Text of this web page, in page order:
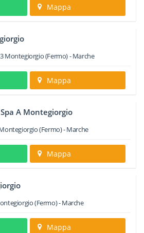
Mappa
Montegiorgio(Fermo) -Marche
Mappa
A Montegiorgio
(Fermo) -Marche
Mappa
(Fermo) -Marche
Mappa